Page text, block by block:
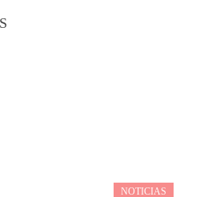
NOTICIAS